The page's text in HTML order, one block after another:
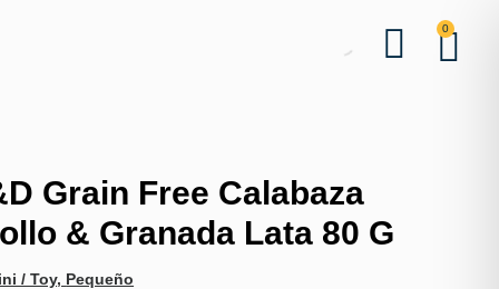
0
Grain Free Calabaza
& Granada Lata 80 G
/ Toy, Pequeño